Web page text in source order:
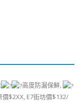
高度防漏保鮮,
價$2XX, E7街坊價$132/